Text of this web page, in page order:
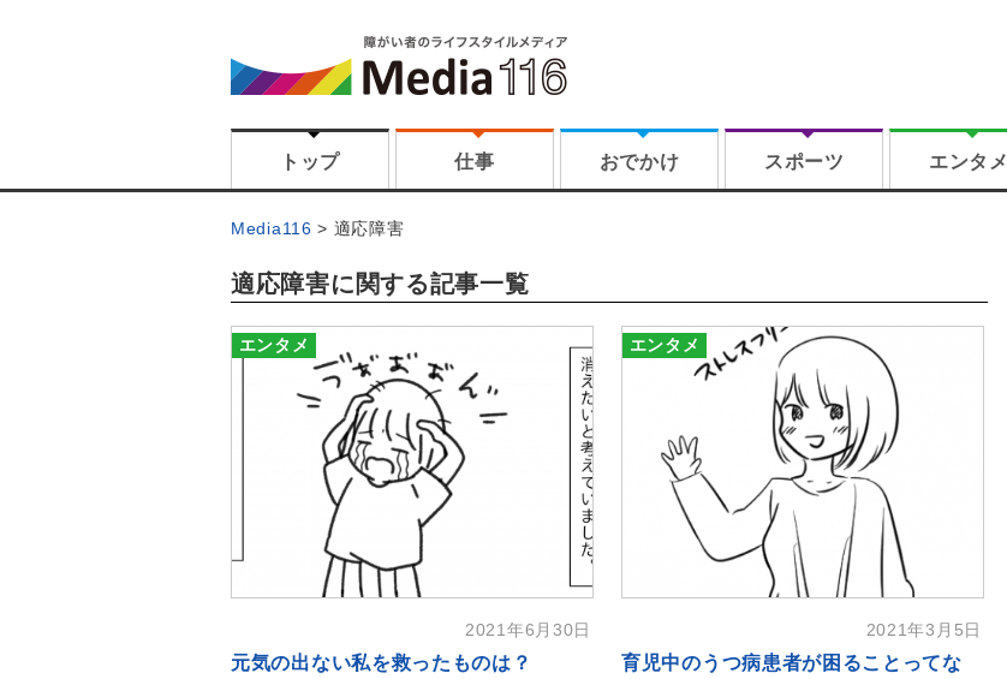
トップ 仕事 おでかけ スポーツ エンタメ
Media116 適応障害
適応障害に関する記事一覧
エンタメ
2021年6月30日
元気の出ない私を救ったものは？
エンタメ
2021年3月5日
育児中のうつ病患者が困ることってな